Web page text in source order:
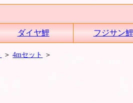
ダイヤ鯉 フジサン鯉
＞4mセット ＞